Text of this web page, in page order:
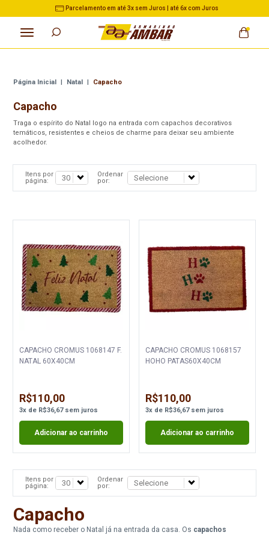
Parcelamento em até 3x sem Juros | até 6x com Juros
Página Inicial | Natal | Capacho
Capacho
Traga o espírito do Natal logo na entrada com capachos decorativos
temáticos, resistentes e cheios de charme para deixar seu ambiente
acolhedor.
Itens por
página:
Ordenar
por:
CAPACHO CROMUS 1068147 F.
NATAL 60X40CM
R$110,00
3x de R$36,67sem juros
Adicionar ao carrinho
CAPACHO CROMUS 1068157
HOHO PATAS60X40CM
R$110,00
3xde R$36,67sem juros
Adicionar ao carrinho
Itens por
página:
Ordenar
por:
Capacho
Nada como receber o Natal já na entrada da casa. Os capachos